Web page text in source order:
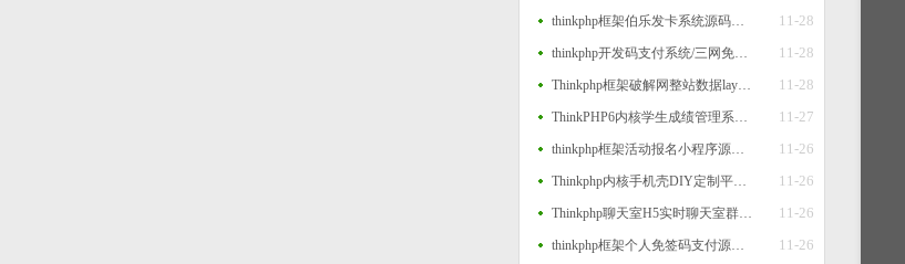
11-28
thinkphp框架伯乐发卡系统源码二个版本
11-28
thinkphp开发码支付系统/三网免挂/微信金额免输入/源支付2.2/打造更专业的聚合免签支付系统
11-28
Thinkphp框架破解网整站数据layui版源码
11-27
ThinkPHP6内核学生成绩管理系统源码
11-26
thinkphp框架活动报名小程序源码 后台管理报名小程序源码
11-26
Thinkphp内核手机壳DIY定制平台源码
11-26
Thinkphp聊天室H5实时聊天室群聊聊天室自动分配账户完群组/私聊/禁言等功能/全开源运营版本
11-26
thinkphp框架个人免签码支付源码 监控APP